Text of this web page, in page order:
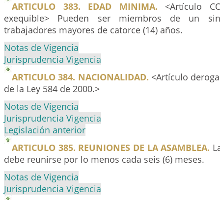
ARTICULO 383. EDAD MINIMA. <Artículo
exequible> Pueden ser miembros de un
trabajadores mayores de catorce (14) años.
Notas de Vigencia
Jurisprudencia Vigencia
ARTICULO 384. NACIONALIDAD. <Artículo
de la Ley 584 de 2000.>
Notas de Vigencia
Jurisprudencia Vigencia
Legislación anterior
ARTICULO 385. REUNIONES DE LA ASAMBLEA.
debe reunirse por lo menos cada seis (6) meses.
Notas de Vigencia
Jurisprudencia Vigencia